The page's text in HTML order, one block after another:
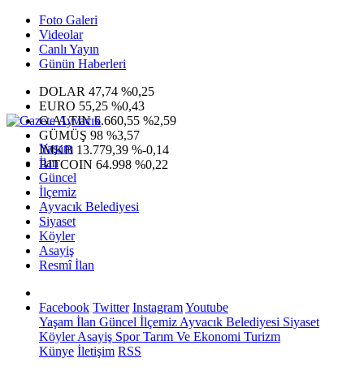
Foto Galeri
Videolar
Canlı Yayın
Günün Haberleri
DOLAR 47,74 %0,25
EURO 55,25 %0,43
G.ALTIN6.660,55 %2,59
GÜMÜŞ 98 %3,57
IMKB 13.779,39 %-0,14
BITCOIN 64.998 %0,22
Yaşam
İlan
Güncel
İlçemiz
Ayvacık Belediyesi
Siyaset
Köyler
Asayiş
Resmî İlan
Facebook Twitter InstagramYoutube
Yaşam İlan Güncel İlçemiz Ayvacık Belediyesi Siyaset
KöylerAsayiş SporTarım Ve Ekonomi Turizm
Künye İletişim RSS